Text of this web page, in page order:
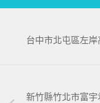
台中市北屯區左
新竹縣竹北市富